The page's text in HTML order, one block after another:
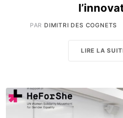
PAR DIMITRI DES COGNETS
LIRE LA